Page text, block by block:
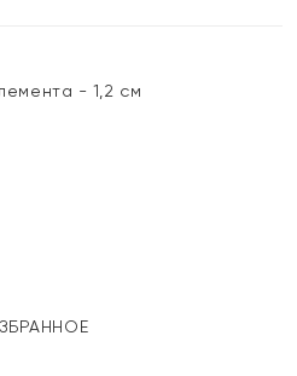
- 1,2 см